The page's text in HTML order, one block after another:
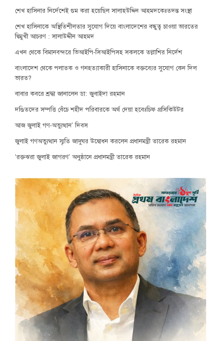
শেখ হাসিনার নির্দেশেই গুম করা হয়েছিল সালাহউদ্দিন আহমদকেঃতদন্ত সংস্থা
শেখ হাসিনাকে অস্থিতিশীলতার সুযোগ দিয়ে বাংলাদেশের বন্ধুত্ব চাওয়া ভারতের
দ্বিমুখী আচরণ : সালাউদ্দীন আহমদ
এখন থেকে বিমানবন্দরে ভিআইপি-সিআইপিসহ সকলকে তল্লাশির নির্দেশ
বাংলাদেশ থেকে পলাতক ও গনহত্যাকারী হাসিনাকে বক্তব্যের সুযোগ কেন দিল
ভারত?
বাবার কবরে শ্রদ্ধা জানালেন ডা: জুবাইদা রহমান
দণ্ডিতদের সম্পত্তি বেঁচে শহীদ পরিবারকে অর্থ দেয়া হবেঃচিফ প্রসিকিউটর
আজ জুলাই গণ-অভ্যুত্থান’ দিবস
জুলাই গণঅভ্যুত্থান স্মৃতি জাদুঘর উদ্বোধন করলেন প্রধানমন্ত্রী তারেক রহমান
‘রক্তঝরা জুলাই জাগরণ’ অনুষ্ঠানে প্রধানমন্ত্রী তারেক রহমান